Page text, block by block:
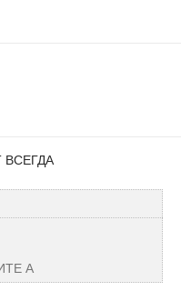
ВСЕГДА
А